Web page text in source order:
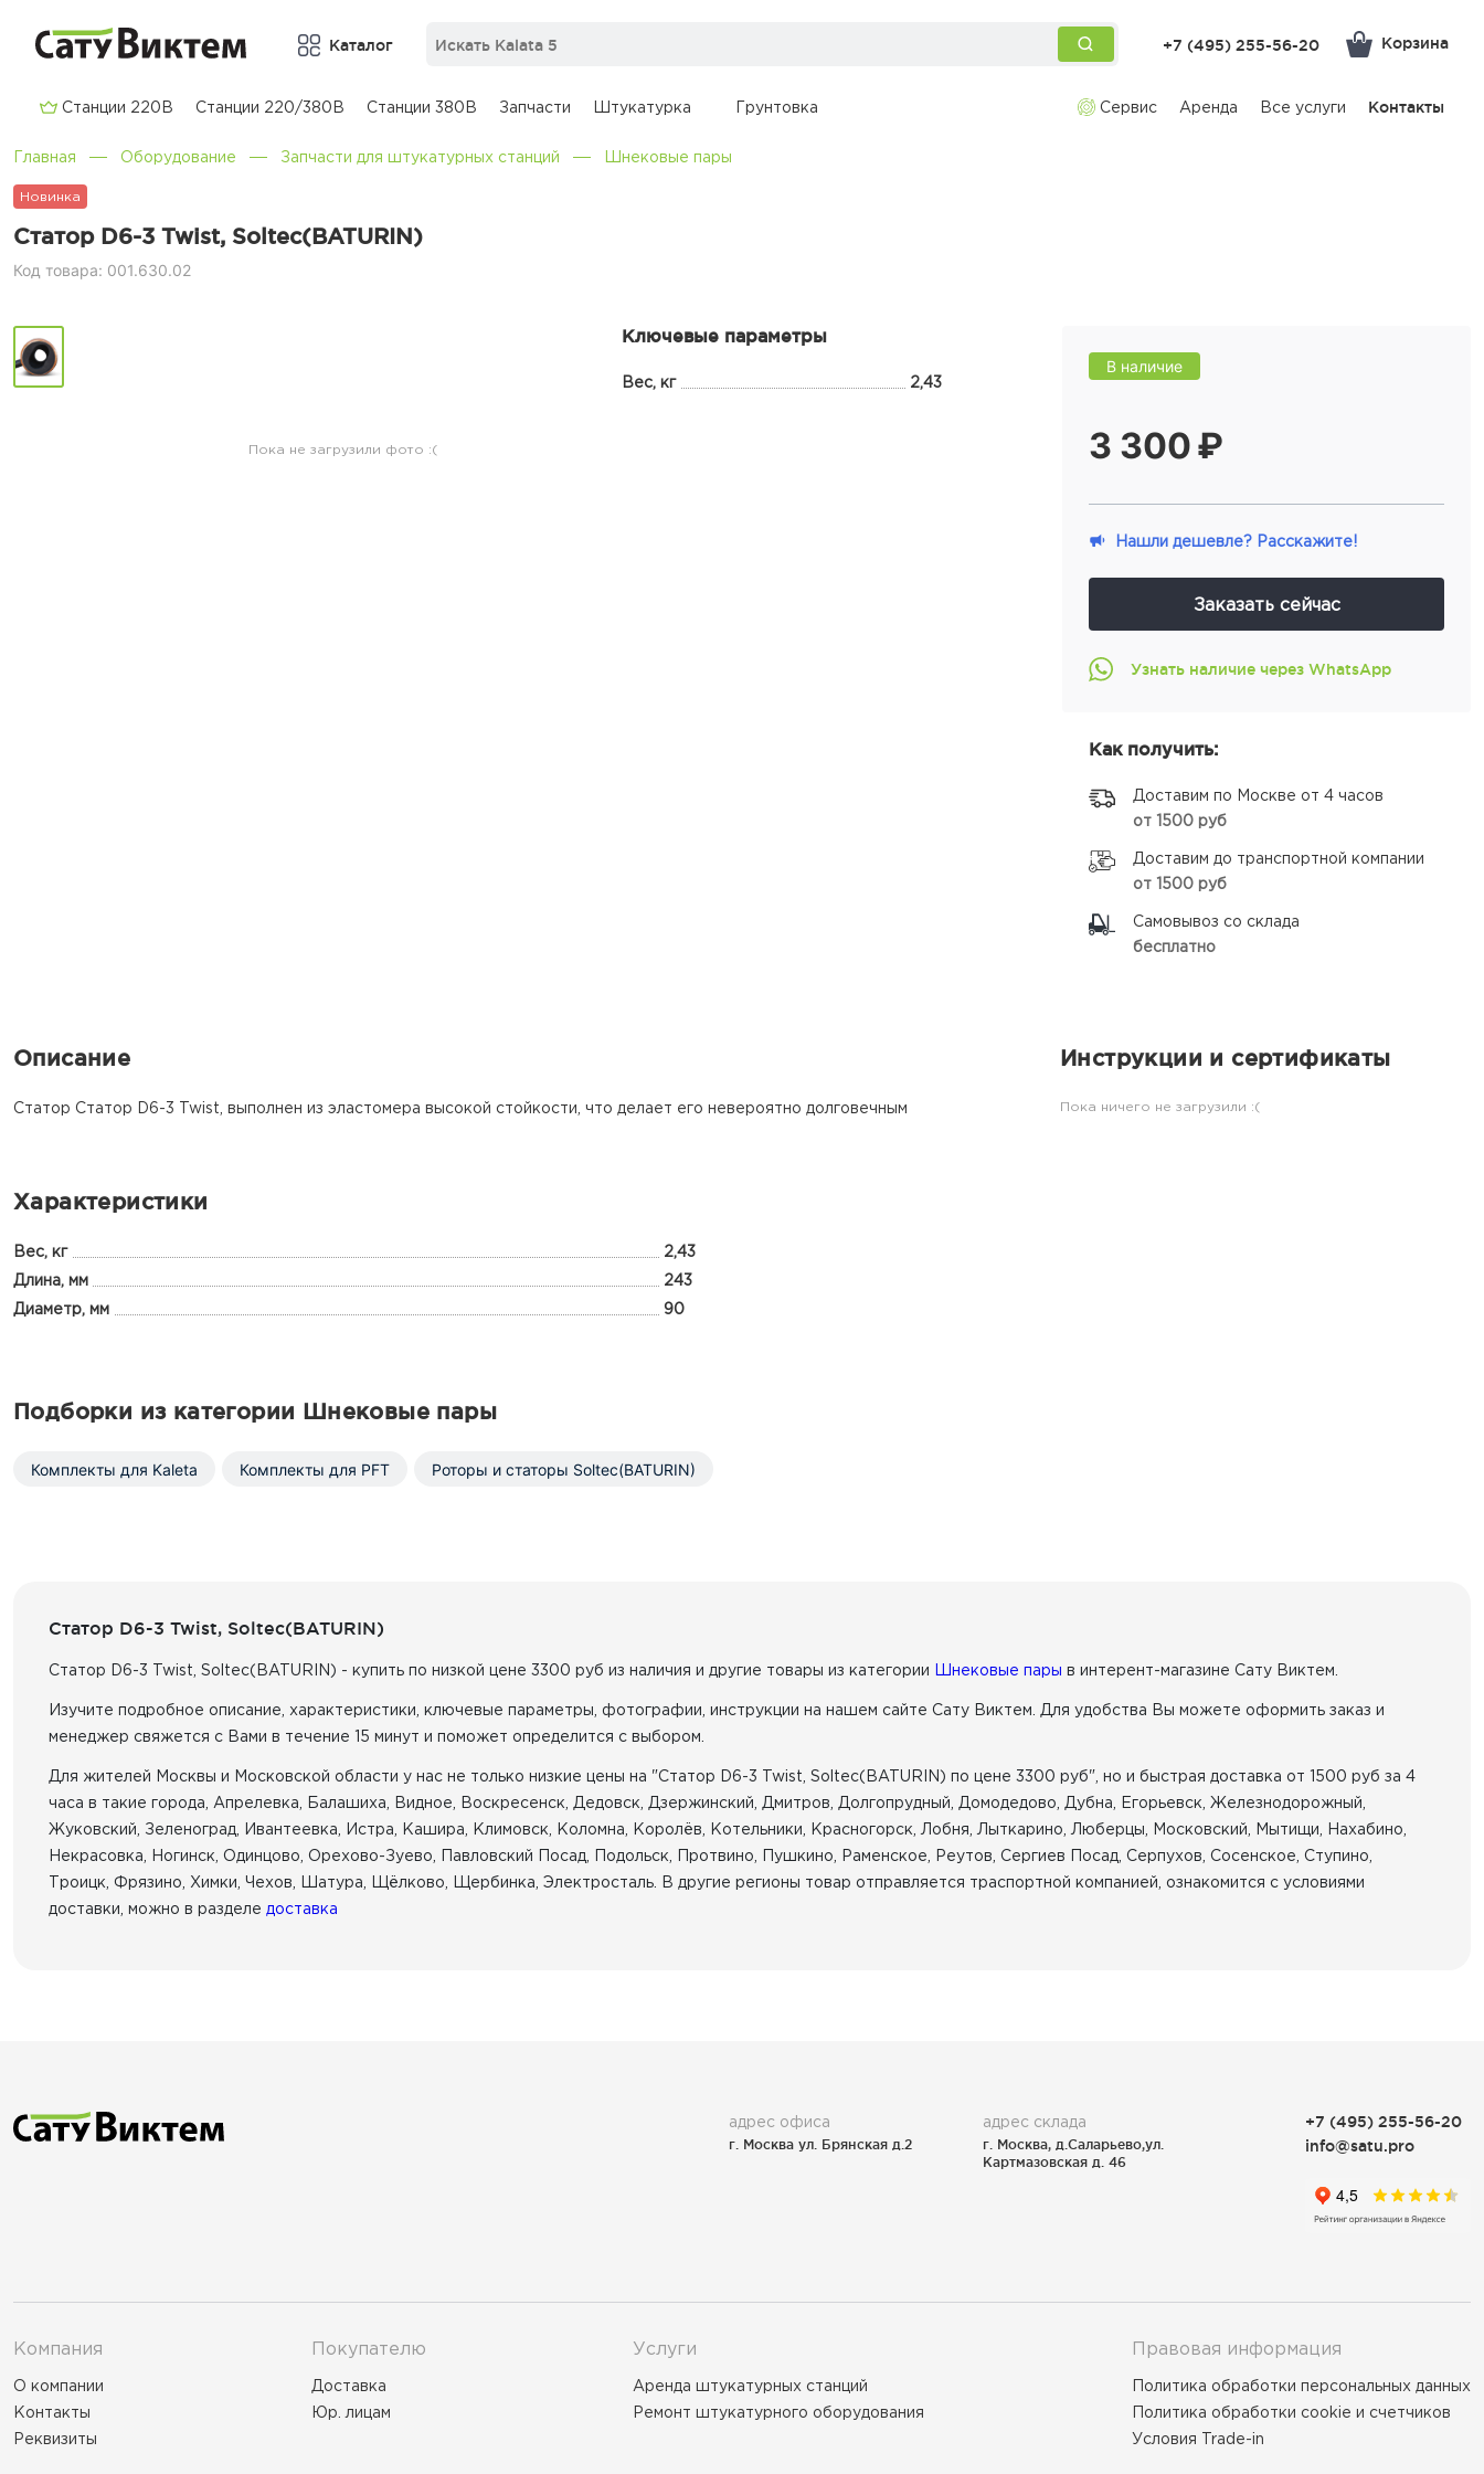
Каталог +7 (495) 255-56-20 Корзина
Cтанции 220В Cтанции 220/380В Cтанции 380В Запчасти Штукатурка Грунтовка Сервис Аренда Все услуги Контакты
Главная Оборудование Запчасти для штукатурных станций Шнековые пары
Новинка
Статор D6-3 Twist, Soltec(BATURIN)
Код товара: 001.630.02
Пока не загрузили фото :(
Ключевые параметры
Вес, кг 2,43
В наличие
3 300 ₽
Нашли дешевле? Расскажите!
Заказать сейчас
Узнать наличие через WhatsApp
Как получить:
Доставим по Москве от 4 часов
от 1500 руб
Доставим до транспортной компании
от 1500 руб
Самовывоз со склада
бесплатно
Описание
Статор Статор D6-3 Twist, выполнен из эластомера высокой стойкости, что делает его невероятно долговечным
Характеристики
Вес, кг
2,43
Длина, мм
243
Диаметр, мм
90
Инструкции и сертификаты
Пока ничего не загрузили :(
Подборки из категории Шнековые пары
Комплекты для Kaleta Комплекты для PFT Роторы и статоры Soltec(BATURIN)
Статор D6-3 Twist, Soltec(BATURIN)
Статор D6-3 Twist, Soltec(BATURIN) - купить по низкой цене 3300 руб из наличия и другие товары из категории Шнековые пары в интерент-магазине Сату Виктем.
Изучите подробное описание, характеристики, ключевые параметры, фотографии, инструкции на нашем сайте Сату Виктем. Для удобства Вы можете оформить заказ и
менеджер свяжется с Вами в течение 15 минут и поможет определится с выбором.
Для жителей Москвы и Московской области у нас не только низкие цены на "Статор D6-3 Twist, Soltec(BATURIN) по цене 3300 руб", но и быстрая доставка от 1500 руб за 4
часа в такие города, Апрелевка, Балашиха, Видное, Воскресенск, Дедовск, Дзержинский, Дмитров, Долгопрудный, Домодедово, Дубна, Егорьевск, Железнодорожный,
Жуковский, Зеленоград, Ивантеевка, Истра, Кашира, Климовск, Коломна, Королёв, Котельники, Красногорск, Лобня, Лыткарино, Люберцы, Московский, Мытищи, Нахабино,
Некрасовка, Ногинск, Одинцово, Орехово-Зуево, Павловский Посад, Подольск, Протвино, Пушкино, Раменское, Реутов, Сергиев Посад, Серпухов, Сосенское, Ступино,
Троицк, Фрязино, Химки, Чехов, Шатура, Щёлково, Щербинка, Электросталь. В другие регионы товар отправляется траспортной компанией, ознакомится с условиями
доставки, можно в разделе доставка
адрес офиса
г. Москва ул. Брянская д.2
адрес склада
г. Москва, д.Саларьево,ул.
Картмазовская д. 46
+7 (495) 255-56-20
info@satu.pro
Компания
О компании
Контакты
Реквизиты
Покупателю
Доставка
Юр. лицам
Услуги
Аренда штукатурных станций
Ремонт штукатурного оборудования
Правовая информация
Политика обработки персональных данных
Политика обработки cookie и счетчиков
Условия Trade-in